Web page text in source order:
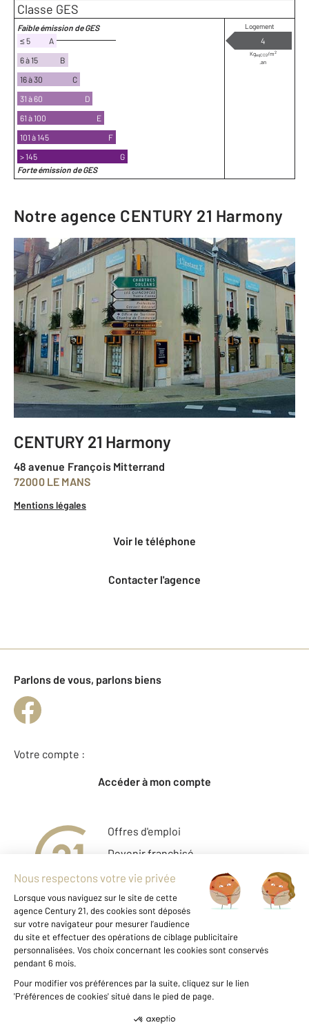
Classe GES
Faible émission de GES
≤ 5
A
6 à 15
B
16 à 30
C
31 à 60
D
61 à 100
E
101 à 145
F
> 145
G
Forte émission de GES
Logement
4
KgeqCO2/m2
.an
Notre agence CENTURY 21 Harmony
CENTURY 21 Harmony
48 avenue François Mitterrand
72000 LE MANS
Mentions légales
voir le téléphone
Contacter l'agence
Parlons de vous, parlons biens
Votre compte :
Accéder à mon compte
Offres d'emploi
Devenir franchisé
Entreprise et commerce
Fine Homes & Estates
À propos
International
Mentions légales & CGU